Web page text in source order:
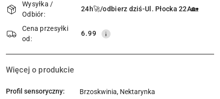
i
dostawa
Wysyłka /
Odbiór:
24h🚀/odbierz dziś-Ul. Płocka 22A🏡
Cena przesyłki
od:
6.99
Więcej o produkcie
Profil sensoryczny: Brzoskwinia, Nektarynka